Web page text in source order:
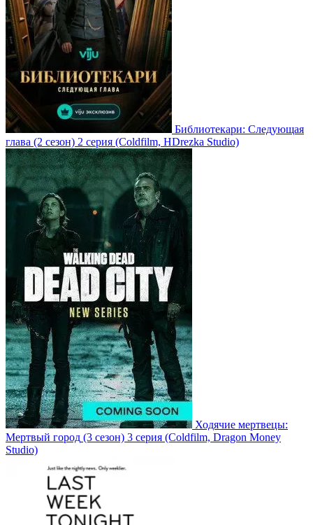
Библиотекари: Следующая
глава (2 сезон) 2 серия (Coldfilm, HDrezka Studio)
Ходячие мертвецы:
Мертвый город (3 сезон) 3 серия (Coldfilm, Dragon Money
Studio)